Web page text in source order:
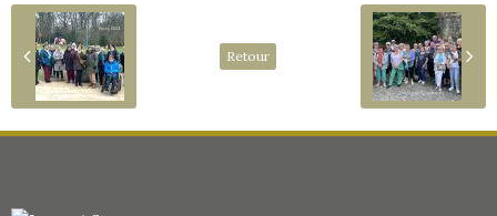
Retour